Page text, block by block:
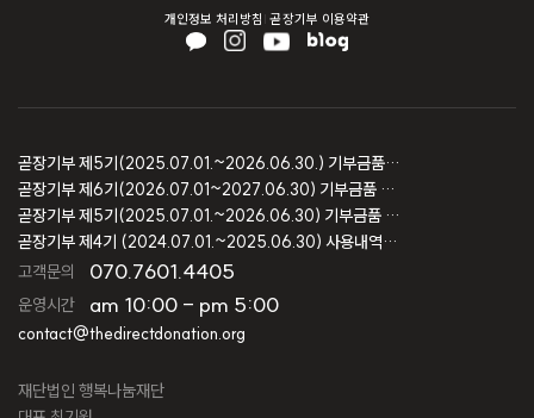
개인정보 처리방침 곧장기부 이용약관
고객문의 070.7601.4405
운영시간 am 10:00 - pm 5:00
contact@thedirectdonation.org
재단법인 행복나눔재단
곧장기부 제5기(2025.07.01.~2026.06.30.) 기부금품 모집결과 보고
곧장기부 제6기(2026.07.01~2027.06.30) 기부금품 모집등록 보고
곧장기부 제5기(2025.07.01.~2026.06.30) 기부금품 모집등록 보고
곧장기부 제4기 (2024.07.01.~2025.06.30) 사용내역 및 회계감사 보고